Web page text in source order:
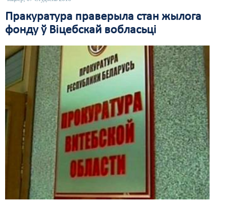
Пракуратура праверыла стан жылога
фонду ў Віцебскай вобласьці
Рознае
Свабода слова
Свабода сумленьня
Сьмяротнае пакараньне
Экалёгія
Правы працоўных
Сацыяльныя правы